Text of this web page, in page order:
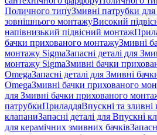
Поличного типуЗмивні патрубки
зовнішнього монтажуВисокий
напівнизький підвісний монтаж
бачки прихованого монтажуЗмивні
монтажу SigmaЗапасні деталі для
монтажу SigmaЗмивні бачки
OmegaЗапасні деталі для Змивні
OmegaЗмивні бачки прихованого
для Змивні бачки прихованого
патрубкиПриладдяВпускні та зливні
клапаниЗапасні деталі для Впускні
для керамічних змивних бачків